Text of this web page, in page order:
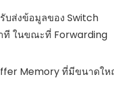
บส่งข้อมูลของ Switch
ที ในขณะที่ Forwarding
Memory ที่มีขนาดใ